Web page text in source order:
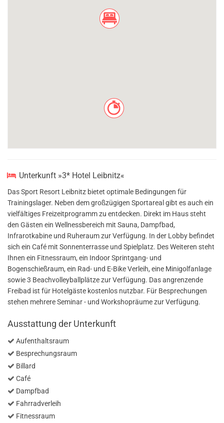
Unterkunft »3* Hotel Leibnitz«
Das Sport Resort Leibnitz bietet optimale Bedingungen für
Trainingslager. Neben dem großzügigen Sportareal gibt es auch ein
vielfältiges Freizeitprogramm zu entdecken. Direkt im Haus steht
den Gästen ein Wellnessbereich mit Sauna, Dampfbad,
Infrarotkabine und Ruheraum zur Verfügung. In der Lobby befindet
sich ein Café mit Sonnenterrasse und Spielplatz. Des Weiteren steht
Ihnen ein Fitnessraum, ein Indoor Sprintgang- und
Bogenschießraum, ein Rad- und E-Bike Verleih, eine Minigolfanlage
sowie 3 Beachvolleyballplätze zur Verfügung. Das angrenzende
Freibad ist für Hotelgäste kostenlos nutzbar. Für Besprechungen
stehen mehrere Seminar - und Workshopräume zur Verfügung.
Ausstattung der Unterkunft
Aufenthaltsraum
Besprechungsraum
Billard
Café
Dampfbad
Fahrradverleih
Fitnessraum